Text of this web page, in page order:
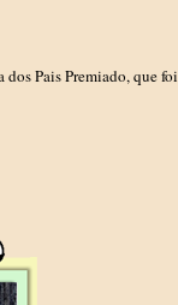
Pais Premiado, que foi